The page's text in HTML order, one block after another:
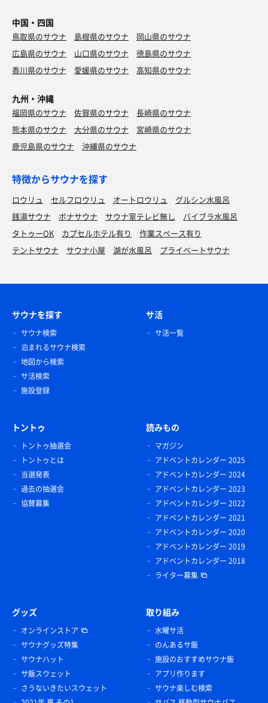
中国・四国
鳥取県のサウナ 島根県のサウナ
岡山県のサウナ
広島県のサウナ
山口県のサウナ
徳島県のサウナ
香川県のサウナ
愛媛県のサウナ 高知県のサウナ
九州・沖縄
福岡県のサウナ 佐賀県のサウナ
長崎県のサウナ
熊本県のサウナ
大分県のサウナ
宮崎県のサウナ
鹿児島県のサウナ
沖縄県のサウナ
特徴からサウナを探す
ロウリュ セルフロウリュ オートロウリュ
グルシン水風呂
銭湯サウナ
ボナサウナ サウナ室テレビ無し
バイブラ水風呂
タトゥーOK
カプセルホテル有り
作業スペース有り
テントサウナ
サウナ小屋 湖が水風呂 プライベートサウナ
サウナを探す
サウナ検索
泊まれるサウナ検索
地図から検索
サ活検索
施設登録
サ活
サ活一覧
トントゥ
トントゥ抽選会
トントゥとは
当選発表
過去の抽選会
協賛募集
読みもの
マガジン
アドベントカレンダー 2025
アドベントカレンダー 2024
アドベントカレンダー 2023
アドベントカレンダー 2022
アドベントカレンダー 2021
アドベントカレンダー 2020
アドベントカレンダー 2019
アドベントカレンダー 2018
ライター募集
グッズ
オンラインストア
サウナグッズ特集
サウナハット
サ飯スウェット
さうないきたいスウェット
取り組み
水曜サ活
のんあるサ飯
施設のおすすめサウナ飯
アプリ作ります
サウナ楽しむ検索